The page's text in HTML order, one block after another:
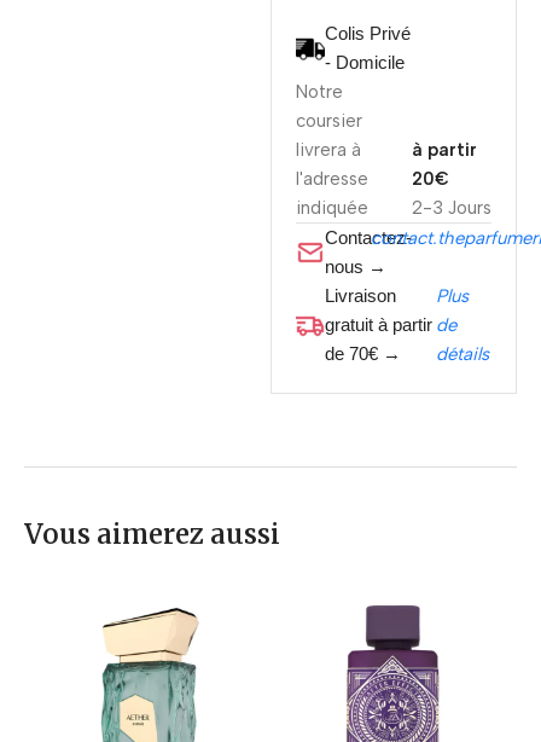
Colis Privé
- Domicile
Notre
coursier
livrera à
l'adresse
indiquée
2-3 Jours
à partir
20€
Contactez-
nous →
Livraison
gratuit à partir
de 70€ →
Plus
de
détails
Vous aimerez aussi